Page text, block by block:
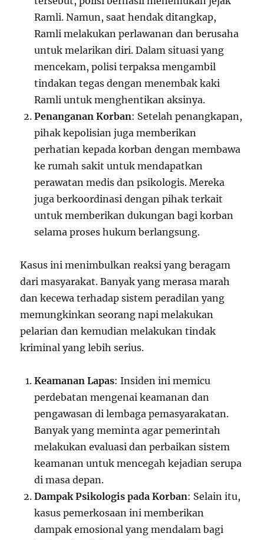
Ramli. Namun, saat hendak ditangkap,
Ramli melakukan perlawanan dan berusaha
untuk melarikan diri. Dalam situasi yang
mencekam, polisi terpaksa mengambil
tindakan tegas dengan menembak kaki
Ramli untuk menghentikan aksinya.
Penanganan Korban: Setelah penangkapan,
pihak kepolisian juga memberikan
perhatian kepada korban dengan membawa
ke rumah sakit untuk mendapatkan
perawatan medis dan psikologis. Mereka
juga berkoordinasi dengan pihak terkait
untuk memberikan dukungan bagi korban
selama proses hukum berlangsung.
Kasus ini menimbulkan reaksi yang beragam
dari masyarakat. Banyak yang merasa marah
dan kecewa terhadap sistem peradilan yang
memungkinkan seorang napi melakukan
pelarian dan kemudian melakukan tindak
kriminal yang lebih serius.
Keamanan Lapas: Insiden ini memicu
perdebatan mengenai keamanan dan
pengawasan di lembaga pemasyarakatan.
Banyak yang meminta agar pemerintah
melakukan evaluasi dan perbaikan sistem
keamanan untuk mencegah kejadian serupa
di masa depan.
Dampak Psikologis pada Korban: Selain itu,
kasus pemerkosaan ini memberikan
dampak emosional yang mendalam bagi